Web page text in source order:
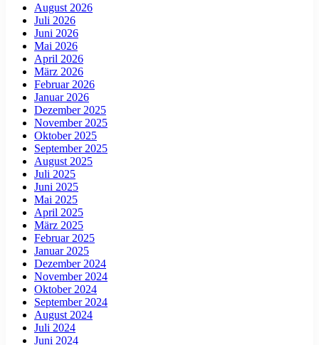
August 2026
Juli 2026
Juni 2026
Mai 2026
April 2026
März 2026
Februar 2026
Januar 2026
Dezember 2025
November 2025
Oktober 2025
September 2025
August 2025
Juli 2025
Juni 2025
Mai 2025
April 2025
März 2025
Februar 2025
Januar 2025
Dezember 2024
November 2024
Oktober 2024
September 2024
August 2024
Juli 2024
Juni 2024